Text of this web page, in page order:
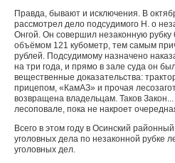
Правда, бывают и исклю­чения. В
рассмотрел дело подсудимого Н. о
Онгой. Он совершил незаконную
объёмом 121 кубо­метр, тем самым
руб­лей. Подсудимому назначено
на три года, и прямо в зале суда он
вещественные доказательства:
при­цепом, «КамАЗ» и прочая
возвращена владельцам. Таков
лесо­повале, пока не накроет
Всего в этом году в Осинский
уголовных дела по незаконной рубке
уголовных дел.